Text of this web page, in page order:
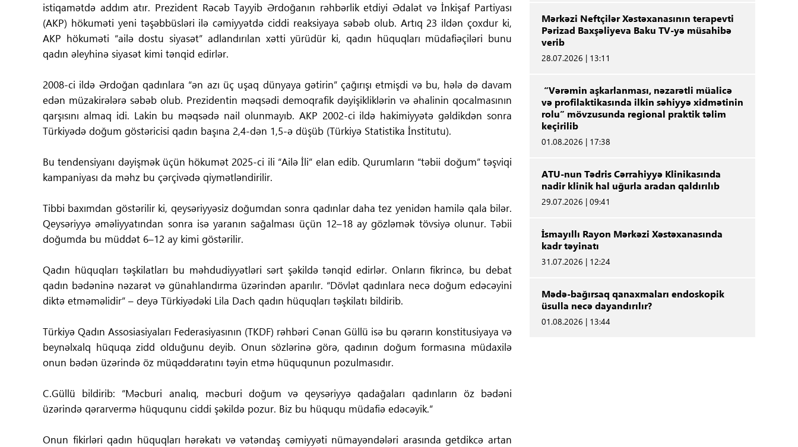
istiqamətdə addım atır. Prezident Rəcəb Tayyib Ərdoğanın rəhbərlik etdiyi Ədalət və İnkişaf Partiyası
(AKP) hökuməti yeni təşəbbüsləri ilə cəmiyyətdə ciddi reaksiyaya səbəb olub. Artıq 23 ildən çoxdur ki,
AKP hökuməti “ailə dostu siyasət” adlandırılan xətti yürüdür ki, qadın hüquqları müdafiəçiləri bunu
qadın əleyhinə siyasət kimi tənqid edirlər.
2008-ci ildə Ərdoğan qadınlara “ən azı üç uşaq dünyaya gətirin” çağırışı etmişdi və bu, hələ də davam
edən müzakirələrə səbəb olub. Prezidentin məqsədi demoqrafik dəyişikliklərin və əhalinin qocalmasının
qarşısını almaq idi. Lakin bu məqsədə nail olunmayıb. AKP 2002-ci ildə hakimiyyətə gəldikdən sonra
Türkiyədə doğum göstəricisi qadın başına 2,4-dən 1,5-ə düşüb (Türkiyə Statistika İnstitutu).
Bu tendensiyanı dəyişmək üçün hökumət 2025-ci ili “Ailə İli” elan edib. Qurumların “təbii doğum” təşviqi
kampaniyası da məhz bu çərçivədə qiymətləndirilir.
Tibbi baxımdan göstərilir ki, qeysəriyyəsiz doğumdan sonra qadınlar daha tez yenidən hamilə qala bilər.
Qeysəriyyə əməliyyatından sonra isə yaranın sağalması üçün 12–18 ay gözləmək tövsiyə olunur. Təbii
doğumda bu müddət 6–12 ay kimi göstərilir.
Qadın hüquqları təşkilatları bu məhdudiyyətləri sərt şəkildə tənqid edirlər. Onların fikrincə, bu debat
qadın bədəninə nəzarət və günahlandırma üzərindən aparılır. “Dövlət qadınlara necə doğum edəcəyini
diktə etməməlidir” – deyə Türkiyədəki Lila Dach qadın hüquqları təşkilatı bildirib.
Türkiyə Qadın Assosiasiyaları Federasiyasının (TKDF) rəhbəri Cənan Güllü isə bu qərarın konstitusiyaya və
beynəlxalq hüquqa zidd olduğunu deyib. Onun sözlərinə görə, qadının doğum formasına müdaxilə
onun bədən üzərində öz müqəddəratını təyin etmə hüququnun pozulmasıdır.
C.Güllü bildirib: “Məcburi analıq, məcburi doğum və qeysəriyyə qadağaları qadınların öz bədəni
üzərində qərarvermə hüququnu ciddi şəkildə pozur. Biz bu hüququ müdafiə edəcəyik.”
Onun fikirləri qadın hüquqları hərəkatı və vətəndaş cəmiyyəti nümayəndələri arasında getdikcə artan
Mərkəzi Neftçilər Xəstəxanasının terapevti
Pərizad Baxşəliyeva Baku TV-yə müsahibə
verib
28.07.2026 | 13:11
“Vərəmin aşkarlanması, nəzarətli müalicə
və profilaktikasında ilkin səhiyyə xidmətinin
rolu” mövzusunda regional praktik təlim
keçirilib
01.08.2026 | 17:38
ATU-nun Tədris Cərrahiyyə Klinikasında
nadir klinik hal uğurla aradan qaldırılıb
29.07.2026 | 09:41
İsmayıllı Rayon Mərkəzi Xəstəxanasında
kadr təyinatı
31.07.2026 | 12:24
Mədə-bağırsaq qanaxmaları endoskopik
üsulla necə dayandırılır?
01.08.2026 | 13:44